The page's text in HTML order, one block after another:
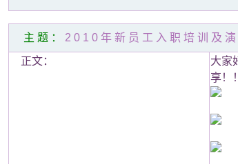
主题： 2010年新员工入职培训及
正文：
大家
享！